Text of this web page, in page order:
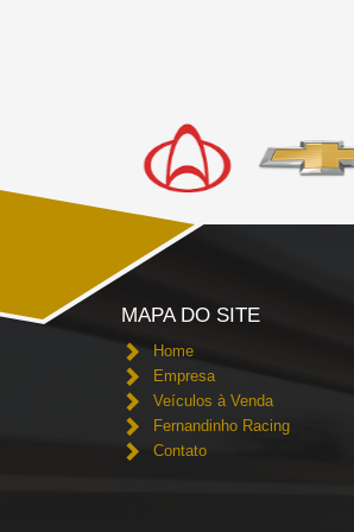
MAPA DO SITE
Home
Empresa
Veículos à Venda
Fernandinho Racing
Contato